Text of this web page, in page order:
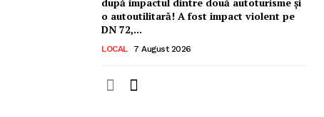
o autoutilitară! A fost impact violent pe
DN 72,...
LOCAL 7 August 2026